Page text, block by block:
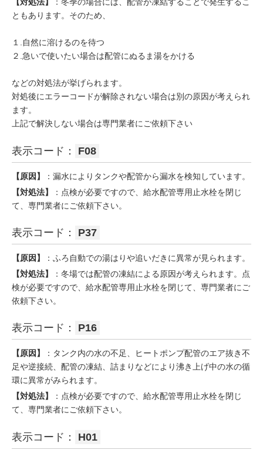
【対処法】
：冬季の場合には、配管が凍結することで発生するこ
ともあります。そのため、
１.自然に溶けるのを待つ
２.急いで使いたい場合は配管にぬるま湯をかける
などの対処法が挙げられます。
対処後にエラーコードが解除されない場合は別の原因が考えられ
ます。
上記で解決しない場合は専門業者にご依頼下さい
表示コード： F08
【原因】
：漏水によりタンクや配管から漏水を検知しています。
【対処法】
：点検が必要ですので、給水配管専用止水栓を閉じ
て、専門業者にご依頼下さい。
表示コード： P37
【原因】
：ふろ自動での湯はりや追いだきに異常が見られます。
【対処法】
：冬場では配管の凍結による原因が考えられます。点
検が必要ですので、給水配管専用止水栓を閉じて、専門業者にご
依頼下さい。
表示コード： P16
【原因】
：タンク内の水の不足、ヒートポンプ配管のエア抜き不
足や逆接続、配管の凍結、詰まりなどにより沸き上げ中の水の循
環に異常がみられます。
【対処法】
：点検が必要ですので、給水配管専用止水栓を閉じ
て、専門業者にご依頼下さい。
表示コード： H01